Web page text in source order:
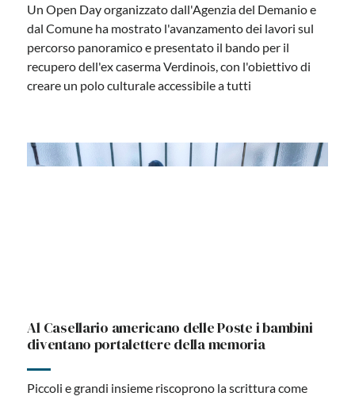
Un Open Day organizzato dall'Agenzia del Demanio e
dal Comune ha mostrato l'avanzamento dei lavori sul
percorso panoramico e presentato il bando per il
recupero dell'ex caserma Verdinois, con l'obiettivo di
creare un polo culturale accessibile a tutti
Al Casellario americano delle Poste i bambini
diventano portalettere della memoria
Piccoli e grandi insieme riscoprono la scrittura come